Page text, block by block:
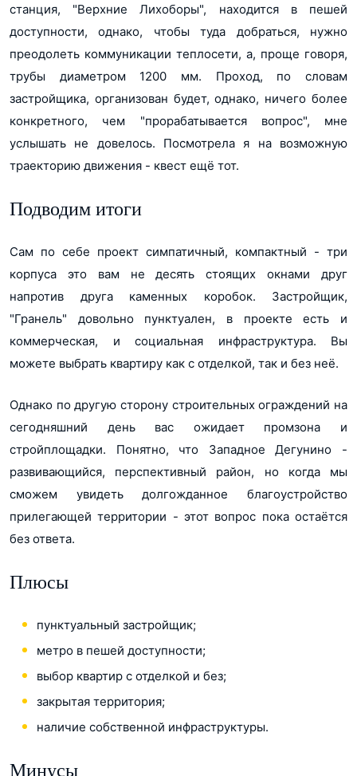
станция, "Верхние Лихоборы", находится в пешей
доступности, однако, чтобы туда добраться, нужно
преодолеть коммуникации теплосети, а, проще говоря,
трубы диаметром 1200 мм. Проход, по словам
застройщика, организован будет, однако, ничего более
конкретного, чем "прорабатывается вопрос", мне
услышать не довелось. Посмотрела я на возможную
траекторию движения - квест ещё тот.
Подводим итоги
Сам по себе проект симпатичный, компактный - три
корпуса это вам не десять стоящих окнами друг
напротив друга каменных коробок. Застройщик,
"Гранель" довольно пунктуален, в проекте есть и
коммерческая, и социальная инфраструктура. Вы
можете выбрать квартиру как с отделкой, так и без неё.
Однако по другую сторону строительных ограждений на
сегодняшний день вас ожидает промзона и
стройплощадки. Понятно, что Западное Дегунино -
развивающийся, перспективный район, но когда мы
сможем увидеть долгожданное благоустройство
прилегающей территории - этот вопрос пока остаётся
без ответа.
Плюсы
пунктуальный застройщик;
метро в пешей доступности;
выбор квартир с отделкой и без;
закрытая территория;
наличие собственной инфраструктуры.
Минусы